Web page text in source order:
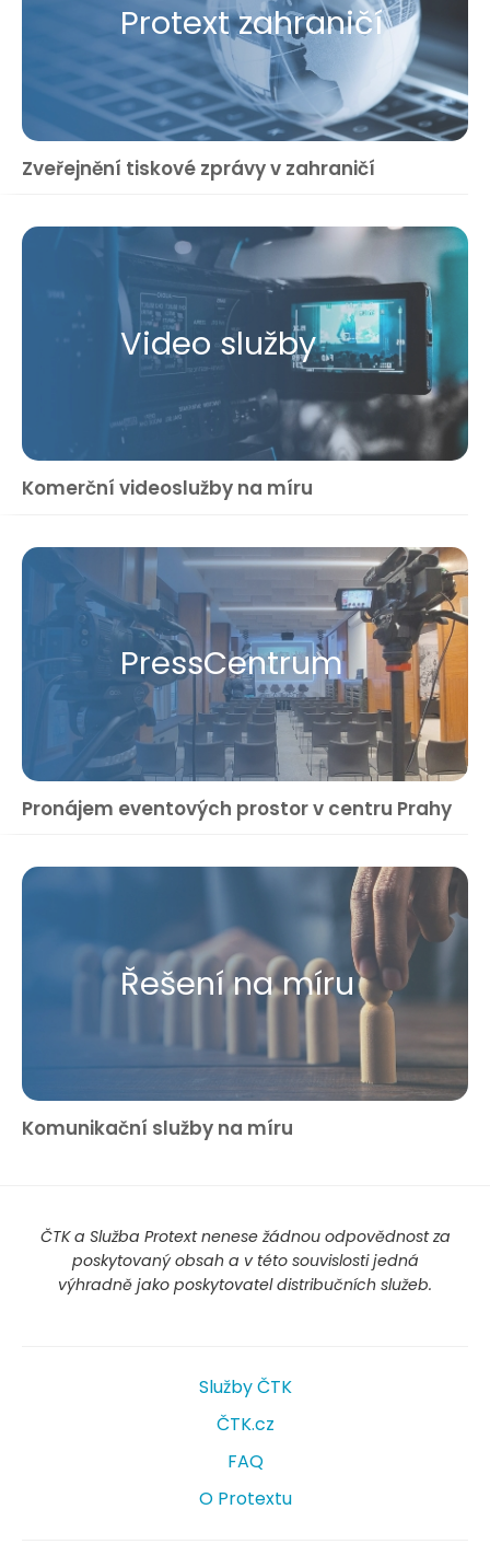
Protext zahraničí
Zveřejnění tiskové zprávy v zahraničí
Video služby
Komerční videoslužby na míru
Press​Centrum
Pronájem eventových prostor v centru Prahy
Řešení na míru
Komunikační služby na míru
ČTK a Služba Protext nenese žádnou odpovědnost za
poskytovaný obsah a v této souvislosti jedná
výhradně jako poskytovatel distribučních služeb.
Služby ČTK
ČTK.cz
FAQ
O Protextu